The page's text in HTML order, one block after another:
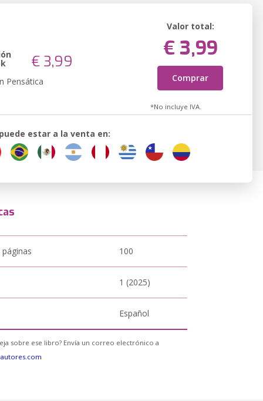
€ 3,99
Pensática
Valor total:
€ 3,99
Comprar
*No incluye IVA.
estar a la venta en:
100
1 (2025)
Español
sobre ese libro? Envía un correo electrónico a